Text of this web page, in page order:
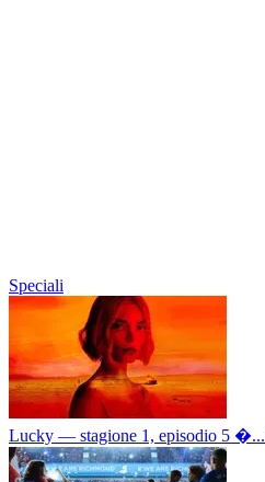
Speciali
Lucky — stagione 1, episodio 5 �...